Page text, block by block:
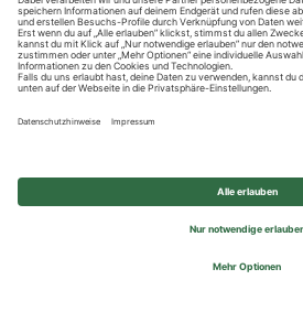
Impressum
Privatsphäre-
© 2026 REWE Group - All